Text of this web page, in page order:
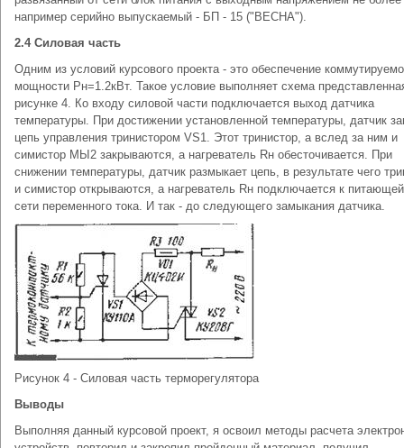
например серийно выпускаемый - БП - 15 ("ВЕСНА").
2.4 Силовая часть
Одним из условий курсового проекта - это обеспечение
мощности Pн=1.2кВт. Такое условие выполняет схема
рисунке 4. Ко входу силовой части подключается выход датчика
температуры. При достижении установленной температуры, датчик
цепь управления тринистором VS1. Этот тринистор, а вслед за ним и
симистор МЫ2 закрываются, а нагреватель Rн обесточивается. При
снижении температуры, датчик размыкает цепь, в результате чего
и симистор открываются, а нагреватель Rн подключается к
сети переменного тока. И так - до следующего замыкания датчика.
Рисунок 4 - Силовая часть терморегулятора
Выводы
Выполняя данный курсовой проект, я освоил методы расчета